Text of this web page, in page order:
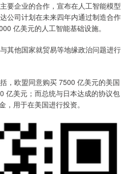
企业的合作，宣布在人工智能模型
公司计划在未来四年内通过制造合作
亿美元的人工智能基础设施。
他国家就贸易等地缘政治问题进行
欧盟同意购买 7500 亿美元的美国
亿美元；而总统与日本达成的协议包
用于在美国进行投资。